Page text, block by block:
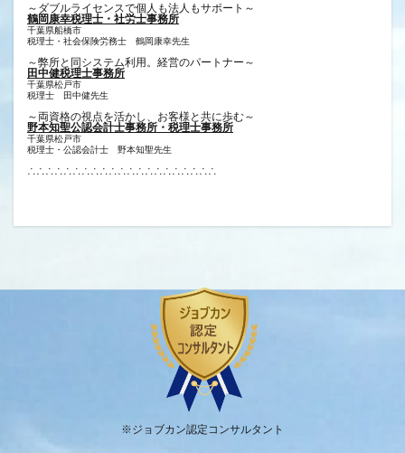
～ダブルライセンスで個人も法人もサポート～
鶴岡康幸税理士・社労士事務所
千葉県船橋市
税理士・社会保険労務士 鶴岡康幸先生
～弊所と同システム利用。経営のパートナー～
田中健税理士事務所
千葉県松戸市
税理士 田中健先生
～両資格の視点を活かし、お客様と共に歩む～
野本知聖公認会計士事務所・税理士事務所
千葉県松戸市
税理士・公認会計士 野本知聖先生
∴∴∴∴∴∴∴∴∴∴∴∴∴∴∴∴∴∴∴∴∴
※ジョブカン認定コンサルタント